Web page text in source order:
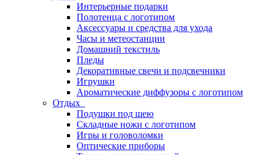
Интерьерные подарки
Полотенца с логотипом
Аксессуары и средства для ухода
Часы и метеостанции
Домашний текстиль
Пледы
Декоративные свечи и подсвечники
Игрушки
Ароматические диффузоры с логотипом
Отдых
Подушки под шею
Складные ножи с логотипом
Игры и головоломки
Оптические приборы